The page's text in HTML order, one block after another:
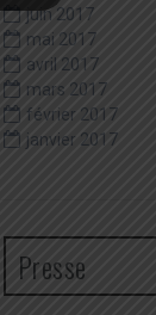
juin 2017
mai 2017
avril 2017
mars 2017
février 2017
janvier 2017
Presse